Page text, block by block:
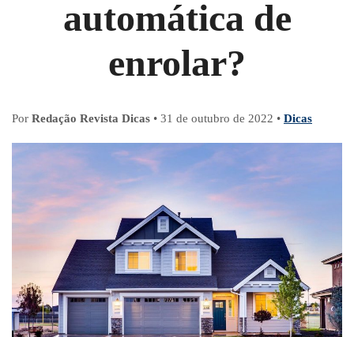
automática de
enrolar?
Por Redação Revista Dicas • 31 de outubro de 2022 • Dicas